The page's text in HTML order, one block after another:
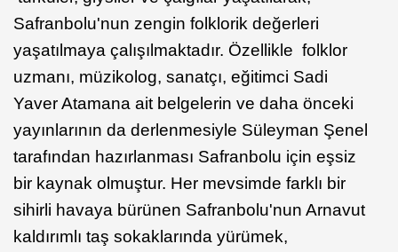
Safranbolu'nun zengin folklorik değerleri
yaşatılmaya çalışılmaktadır. Özellikle folklor
uzmanı, müzikolog, sanatçı, eğitimci Sadi
Yaver Atamana ait belgelerin ve daha önceki
yayınlarının da derlenmesiyle Süleyman Şenel
tarafından hazırlanması Safranbolu için eşsiz
bir kaynak olmuştur. Her mevsimde farklı bir
sihirli havaya bürünen Safranbolu'nun Arnavut
kaldırımlı taş sokaklarında yürümek,